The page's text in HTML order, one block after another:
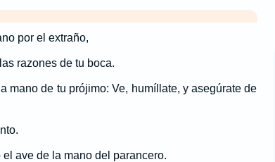
por el extraño,
razones de tu boca.
mano de tu prójimo: Ve, humíllate, y asegúrate de
ave de la mano del parancero.